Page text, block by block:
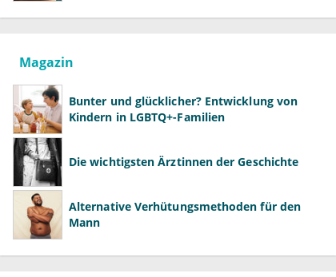
Magazin
Bunter und glücklicher? Entwicklung von
Kindern in LGBTQ+-Familien
Die wichtigsten Ärztinnen der Geschichte
Alternative Verhütungsmethoden für den
Mann